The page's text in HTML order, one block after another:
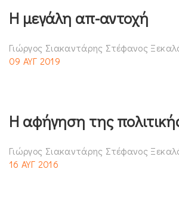
Η μεγάλη απ-αντοχή
Γιώργος Σιακαντάρης Στέφανος
09 ΑΥΓ 2019
Η αφήγηση της
Γιώργος Σιακαντάρης Στέφανος
16 ΑΥΓ 2016